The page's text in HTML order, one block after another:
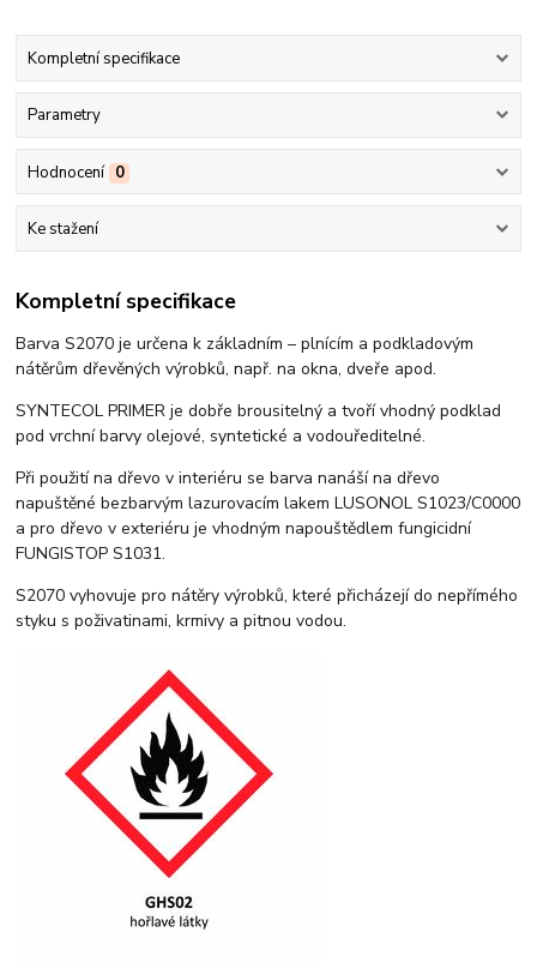
Kompletní specifikace
Parametry
Hodnocení 0
Ke stažení
Kompletní specifikace
Barva S2070 je určena k základním – plnícím a podkladovým
nátěrům dřevěných výrobků, např. na okna, dveře apod.
SYNTECOL PRIMER je dobře brousitelný a tvoří vhodný podklad
pod vrchní barvy olejové, syntetické a vodouředitelné.
Při použití na dřevo v interiéru se barva nanáší na dřevo
napuštěné bezbarvým lazurovacím lakem LUSONOL S1023/C0000
a pro dřevo v exteriéru je vhodným napouštědlem fungicidní
FUNGISTOP S1031.
S2070 vyhovuje pro nátěry výrobků, které přicházejí do nepřímého
styku s poživatinami, krmivy a pitnou vodou.